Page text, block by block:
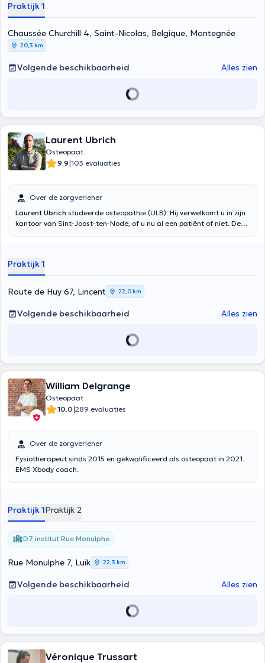
Praktijk 1
Chaussée Churchill 4, Saint-Nicolas, Belgique, Montegnée
20,3 km
Volgende beschikbaarheid Alles zien
Laurent Ubrich
Osteopaat
9.9|103 evaluaties
Over de zorgverlener
Laurent Ubrich studeerde osteopathie (ULB). Hij verwelkomt u in zijn
kantoor van Sint-Joost-ten-Node, of u nu al een patiënt of niet. De
translate
Praktijk 1
Route de Huy 67, Lincent 22,0 km
Volgende beschikbaarheid Alles zien
William Delgrange
Osteopaat
10.0|289 evaluaties
Over de zorgverlener
Fysiotherapeut sinds 2015 en gekwalificeerd als osteopaat in 2021.
EMS Xbody coach.
Praktijk 1Praktijk 2
D7 institut Rue Monulphe
Rue Monulphe 7, Luik 22,3 km
Volgende beschikbaarheid Alles zien
Véronique Trussart